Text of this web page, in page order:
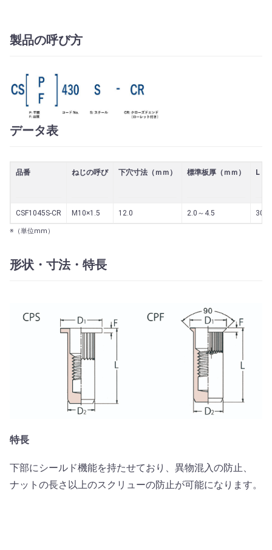
製品の呼び方
データ表
品番 ねじの呼び 下穴寸法（ｍｍ） 標準板厚（ｍｍ） L（
CSF1045S-CR M10×1.5 12.0 2.0～4.5 30.5
※（単位mm）
形状・寸法・特長
特長
下部にシールド機能を持たせており、異物混入の防止、
ナットの長さ以上のスクリューの防止が可能になります。